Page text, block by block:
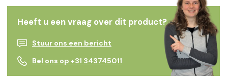
Heeft u een vraag over dit product?
Stuur ons een bericht
Bel ons op +31 343745011